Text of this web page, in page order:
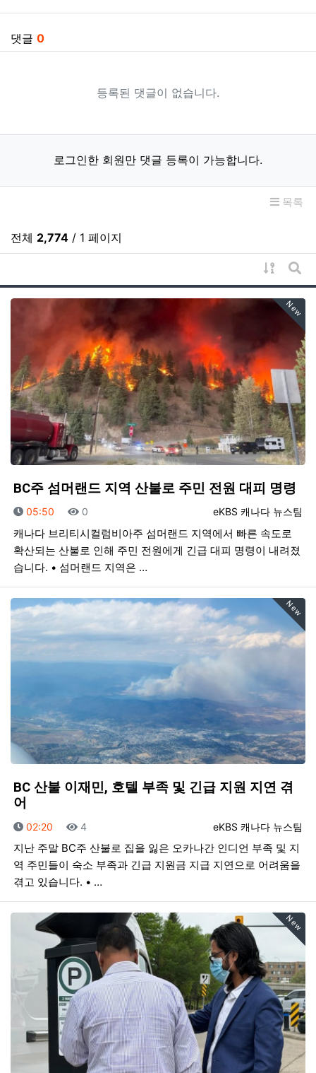
댓글 0
등록된 댓글이 없습니다.
로그인한 회원만 댓글 등록이 가능합니다.
목록
전체 2,774 / 1 페이지
게시물
게
New
BC주 섬머랜드 지역 산불로 주민 전원 대피 명령
등록자
eKBS 캐나다 뉴스팀
등록일
05:50 조회
0
캐나다 브리티시컬럼비아주 섬머랜드 지역에서 빠른 속도로
확산되는 산불로 인해 주민 전원에게 긴급 대피 명령이 내려졌
습니다. • 섬머랜드 지역은 …
New
BC 산불 이재민, 호텔 부족 및 긴급 지원 지연 겪
어
등록자
eKBS 캐나다 뉴스팀
등록일
02:20 조회
4
지난 주말 BC주 산불로 집을 잃은 오카나간 인디언 부족 및 지
역 주민들이 숙소 부족과 긴급 지원금 지급 지연으로 어려움을
겪고 있습니다. • …
New